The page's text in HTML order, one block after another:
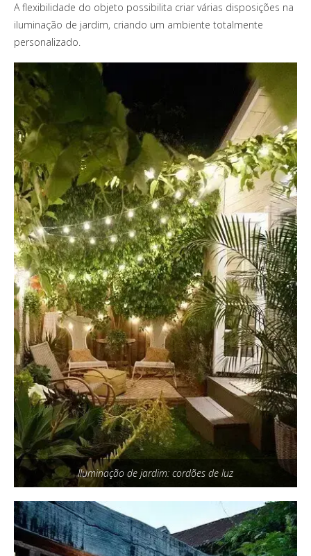
A flexibilidade do objeto possibilita criar várias disposições na
iluminação de jardim, criando um ambiente totalmente
personalizado.
Iluminação de jardim: cordões de luz